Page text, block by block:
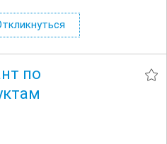
Продавать
по